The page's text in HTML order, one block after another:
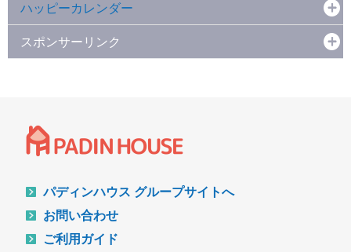
ハッピーカレンダー
スポンサーリンク
パディンハウス グループサイトへ
お問い合わせ
ご利用ガイド